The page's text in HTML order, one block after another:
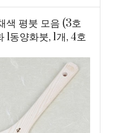
색 평붓 모음 (3호
l동양화붓, 1개, 4호